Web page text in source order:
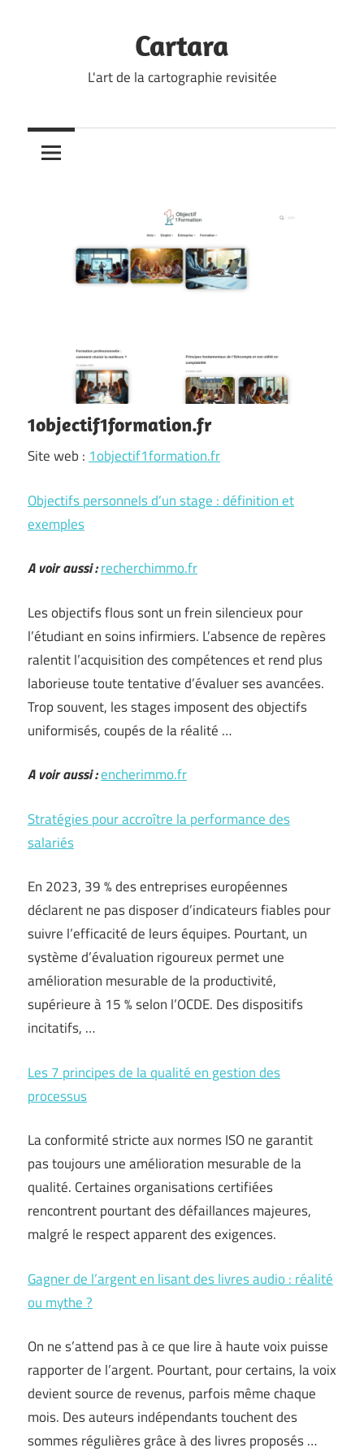
Cartara
L'art de la cartographie revisitée
1objectif1formation.fr
Site web : 1objectif1formation.fr
Objectifs personnels d’un stage : définition et
exemples
A voir aussi :recherchimmo.fr
Les objectifs flous sont un frein silencieux pour
l’étudiant en soins infirmiers. L’absence de repères
ralentit l’acquisition des compétences et rend plus
laborieuse toute tentative d’évaluer ses avancées.
Trop souvent, les stages imposent des objectifs
uniformisés, coupés de la réalité …
A voir aussi :encherimmo.fr
Stratégies pour accroître la performance des
salariés
En 2023, 39 % des entreprises européennes
déclarent ne pas disposer d’indicateurs fiables pour
suivre l’efficacité de leurs équipes. Pourtant, un
système d’évaluation rigoureux permet une
amélioration mesurable de la productivité,
supérieure à 15 % selon l’OCDE. Des dispositifs
incitatifs, …
Les 7 principes de la qualité en gestion des
processus
La conformité stricte aux normes ISO ne garantit
pas toujours une amélioration mesurable de la
qualité. Certaines organisations certifiées
rencontrent pourtant des défaillances majeures,
malgré le respect apparent des exigences.
Gagner de l’argent en lisant des livres audio : réalité
ou mythe ?
On ne s’attend pas à ce que lire à haute voix puisse
rapporter de l’argent. Pourtant, pour certains, la voix
devient source de revenus, parfois même chaque
mois. Des auteurs indépendants touchent des
sommes régulières grâce à des livres proposés …